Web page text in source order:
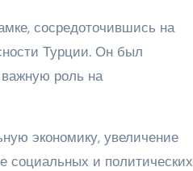
сосредоточившись на
Турции. Он был
роль на
экономику, увеличение
социальных и политических